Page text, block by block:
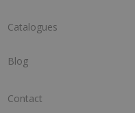
Catalogues
Blog
Contact